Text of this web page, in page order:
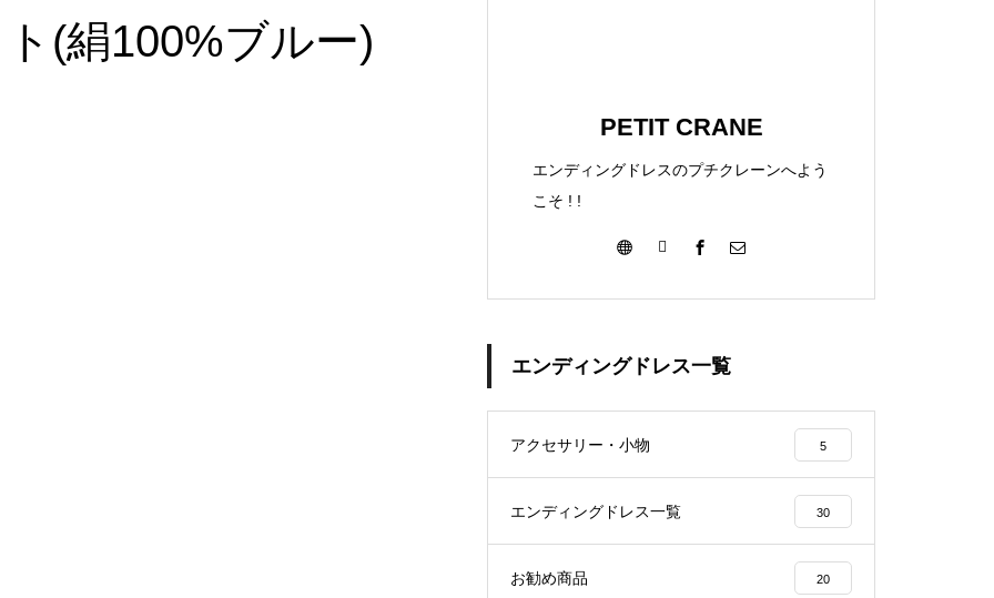
(絹100%ブルー)
PETIT CRANE
エンディングドレスのプチクレーンへよう
こそ ! !
エンディングドレス一覧
アクセサリー・小物 5
エンディングドレス一覧 30
お勧め商品 20